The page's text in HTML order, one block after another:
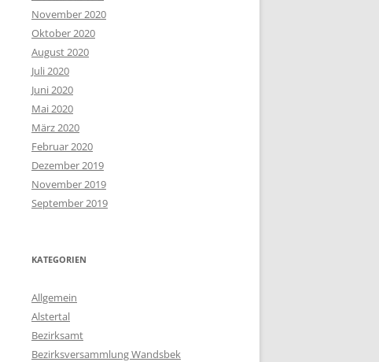
November 2020
Oktober 2020
August 2020
Juli 2020
Juni 2020
Mai 2020
März 2020
Februar 2020
Dezember 2019
November 2019
September 2019
KATEGORIEN
Allgemein
Alstertal
Bezirksamt
Bezirksversammlung Wandsbek